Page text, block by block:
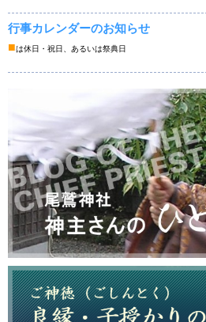
行事カレンダーのお知らせ
■は休日・祝日、あるいは祭典日